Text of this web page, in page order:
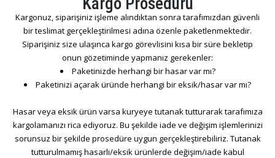
Kargonuz, siparişiniz işleme alındıktan sonra tarafımızdan güvenli
bir teslimat gerçekleştirilmesi adına özenle paketlenmektedir.
Siparişiniz size ulaşınca kargo görevlisini kısa bir süre bekletip
onun gözetiminde yapmanız gerekenler:
Paketinizde herhangi bir hasar var mı?
Paketinizi açarak üründe herhangi bir eksik/hasar var mı?
Hasar veya eksik ürün varsa kuryeye tutanak tutturarak tarafımıza
kargolamanızı rica ediyoruz. Bu şekilde iade ve değişim işlemlerinizi
sorunsuz bir şekilde prosedüre uygun gerçekleştirebiliriz. Tutanak
tutturulmamış hasarlı/eksik ürünlerde değişim/iade kabul